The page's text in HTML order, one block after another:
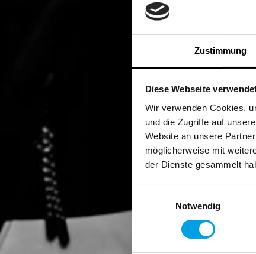
Zustimmung
Diese Webseite
Wir verwenden Cookies,
und die Zugriffe auf
Website an unsere
möglicherweise mit
der Dienste gesammelt
Notwendig